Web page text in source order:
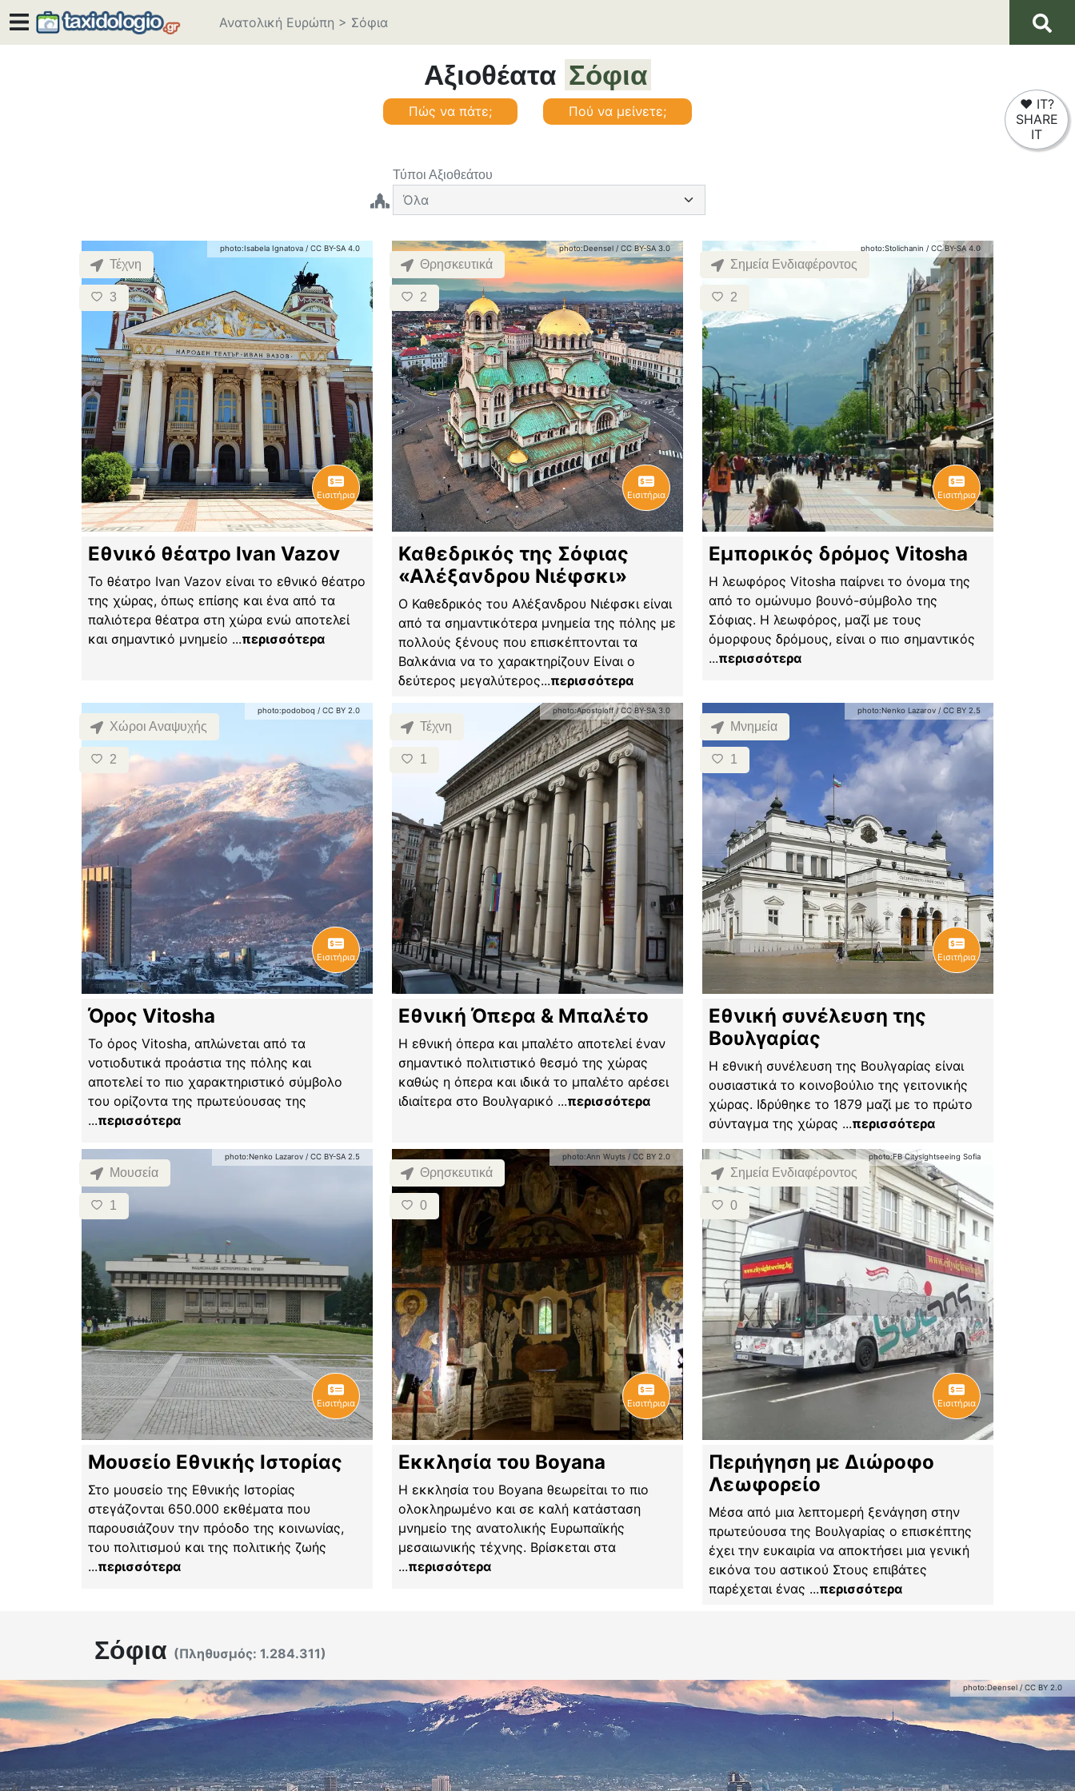
❤ IT?
SHARE
IT
Ανατολική Ευρώπη > Σόφια
Αξιοθέατα Σόφια
Πώς να πάτε; Πού να μείνετε;
Τύποι Αξιοθεάτου
photo: Isabela Ignatova / CC BY-SA 4.0
Τέχνη
3
Εισιτήρια
Εθνικό θέατρο Ivan Vazov
Το θέατρο Ivan Vazov είναι το εθνικό θέατρο
της χώρας, όπως επίσης και ένα από τα
παλιότερα θέατρα στη χώρα ενώ αποτελεί
και σημαντικό μνημείο ...περισσότερα
photo:Deensel / CC BY-SA 3.0
Θρησκευτικά
2
Εισιτήρια
Καθεδρικός της Σόφιας
«Αλέξανδρου Νιέφσκι»
Ο Καθεδρικός του Αλέξανδρου Νιέφσκι είναι
από τα σημαντικότερα μνημεία της πόλης με
πολλούς ξένους που επισκέπτονται τα
Βαλκάνια να το χαρακτηρίζουν Είναι ο
δεύτερος μεγαλύτερος...περισσότερα
photo:Stolichanin / CC BY-SA 4.0
Σημεία Ενδιαφέροντος
2
Εισιτήρια
Εμπορικός δρόμος Vitosha
Η λεωφόρος Vitosha παίρνει το όνομα της
από το ομώνυμο βουνό-σύμβολο της
Σόφιας. Η λεωφόρος, μαζί με τους
όμορφους δρόμους, είναι ο πιο σημαντικός
...περισσότερα
photo:podoboq / CC BY 2.0
Χώροι Αναψυχής
2
Εισιτήρια
Όρος Vitosha
Το όρος Vitosha, απλώνεται από τα
νοτιοδυτικά προάστια της πόλης και
αποτελεί το πιο χαρακτηριστικό σύμβολο
του ορίζοντα της πρωτεύουσας της
...περισσότερα
photo:Apostoloff /CC BY-SA 3.0
Τέχνη
1
Εθνική Όπερα & Μπαλέτο
Η εθνική όπερα και μπαλέτο αποτελεί έναν
σημαντικό πολιτιστικό θεσμό της χώρας
καθώς η όπερα και ιδικά το μπαλέτο αρέσει
ιδιαίτερα στο Βουλγαρικό ...περισσότερα
photo:Nenko Lazarov / CC BY 2.5
Μνημεία
1
Εισιτήρια
Εθνική συνέλευση της
Βουλγαρίας
Η εθνική συνέλευση της Βουλγαρίας είναι
ουσιαστικά το κοινοβούλιο της γειτονικής
χώρας. Ιδρύθηκε το 1879 μαζί με το πρώτο
σύνταγμα της χώρας ...περισσότερα
photo:Nenko Lazarov / CC BY-SA 2.5
Μουσεία
1
Εισιτήρια
Μουσείο Εθνικής Ιστορίας
Στο μουσείο της Εθνικής Ιστορίας
στεγάζονται 650.000 εκθέματα που
παρουσιάζουν την πρόοδο της κοινωνίας,
του πολιτισμού και της πολιτικής ζωής
...περισσότερα
photo:Ann Wuyts / CC BY 2.0
Θρησκευτικά
0
Εισιτήρια
Εκκλησία του Boyana
Η εκκλησία του Boyana θεωρείται το πιο
ολοκληρωμένο και σε καλή κατάσταση
μνημείο της ανατολικής Ευρωπαϊκής
μεσαιωνικής τέχνης. Βρίσκεται στα
...περισσότερα
photo:FB Citysightseeing Sofia
Σημεία Ενδιαφέροντος
0
Εισιτήρια
Περιήγηση με Διώροφο
Λεωφορείο
​​​​​​Μέσα από μια λεπτομερή ξενάγηση στην
πρωτεύουσα της Βουλγαρίας ο επισκέπτης
έχει την ευκαιρία να αποκτήσει μια γενική
εικόνα του αστικού Στους επιβάτες
παρέχεται ένας ...περισσότερα
Σόφια (Πληθυσμός: 1.284.311)
photo:Deensel / CC BY 2.0